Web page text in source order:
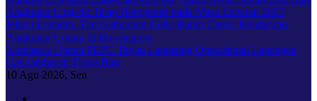
Angkutan Logistik Tetap Beroperasi pada Masa Lebaran 2025
Jelang Lebaran, Tim Gabungan Gelar Ramp Check Kendaraan
Angkutan Umum di Bojonegoro
Komisaris Utama PEPC Tinjau Langsung Operasional Lapangan
Gas Jambaran Tiung Biru
10 Agu 2026, Sen